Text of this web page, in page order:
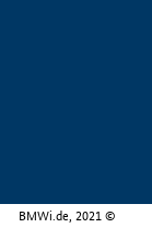
BMWi.de, 2021 ©